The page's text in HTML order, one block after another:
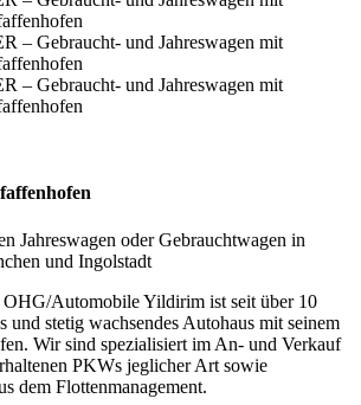
Jahreswagen oder Gebrauchtwagen in
und Ingolstadt
Automobile Yildirim ist seit über 10
und stetig wachsendes Autohaus mit seinem
Wir sind spezialisiert im An- und Verkauf
PKWs jeglicher Art sowie
dem Flottenmanagement.